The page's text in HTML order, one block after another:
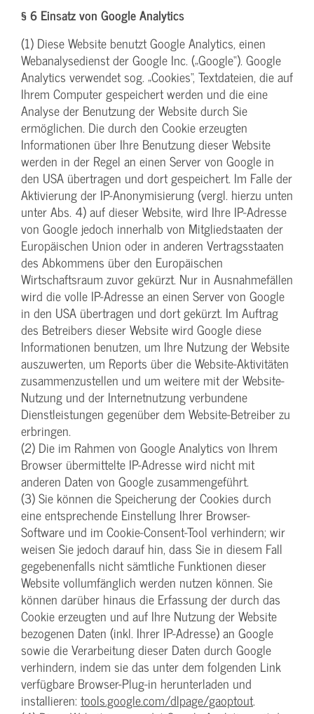
§ 6 Einsatz von Google Analytics
(1) Diese Website benutzt Google Analytics, einen
Webanalysedienst der Google Inc. („Google“). Google
Analytics verwendet sog. „Cookies“, Textdateien, die auf
Ihrem Computer gespeichert werden und die eine
Analyse der Benutzung der Website durch Sie
ermöglichen. Die durch den Cookie erzeugten
Informationen über Ihre Benutzung dieser Website
werden in der Regel an einen Server von Google in
den USA übertragen und dort gespeichert. Im Falle der
Aktivierung der IP-Anonymisierung (vergl. hierzu unten
unter Abs. 4) auf dieser Website, wird Ihre IP-Adresse
von Google jedoch innerhalb von Mitgliedstaaten der
Europäischen Union oder in anderen Vertragsstaaten
des Abkommens über den Europäischen
Wirtschaftsraum zuvor gekürzt. Nur in Ausnahmefällen
wird die volle IP-Adresse an einen Server von Google
in den USA übertragen und dort gekürzt. Im Auftrag
des Betreibers dieser Website wird Google diese
Informationen benutzen, um Ihre Nutzung der Website
auszuwerten, um Reports über die Website-Aktivitäten
zusammenzustellen und um weitere mit der Website-
Nutzung und der Internetnutzung verbundene
Dienstleistungen gegenüber dem Website-Betreiber zu
erbringen.
(2) Die im Rahmen von Google Analytics von Ihrem
Browser übermittelte IP-Adresse wird nicht mit
anderen Daten von Google zusammengeführt.
(3) Sie können die Speicherung der Cookies durch
eine entsprechende Einstellung Ihrer Browser-
Software und im Cookie-Consent-Tool verhindern; wir
weisen Sie jedoch darauf hin, dass Sie in diesem Fall
gegebenenfalls nicht sämtliche Funktionen dieser
Website vollumfänglich werden nutzen können. Sie
können darüber hinaus die Erfassung der durch das
Cookie erzeugten und auf Ihre Nutzung der Website
bezogenen Daten (inkl. Ihrer IP-Adresse) an Google
sowie die Verarbeitung dieser Daten durch Google
verhindern, indem sie das unter dem folgenden Link
verfügbare Browser-Plug-in herunterladen und
installieren: tools.google.com/dlpage/gaoptout.